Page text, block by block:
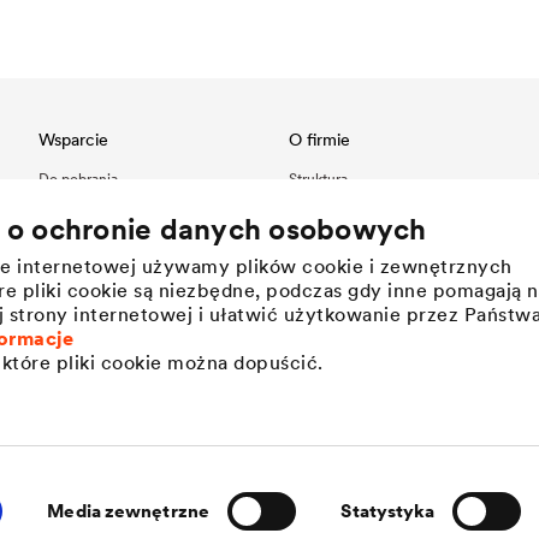
ochronie danych osobowych
internetowej używamy plików cookie i zewnętrznych
pliki cookie są niezbędne, podczas gdy inne pomagają
strony internetowej i ułatwić użytkowanie przez
pliki cookie można dopuścić.
Media zewnętrzne Statystyka
Wsparcie
Do pobrania
International contact
O firmie
Struktura
Wartości
Historia
Zrównoważony rozwój
Pracodawca DÖRKEN